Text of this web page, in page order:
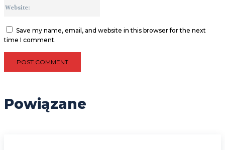
Save my name, email, and website in this browser for the next
time I comment.
Powiązane